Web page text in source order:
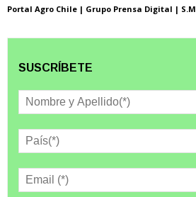
Portal Agro Chile | Grupo Prensa Digital | S.M
SUSCRÍBETE